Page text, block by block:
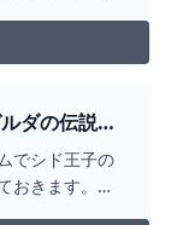
やオリジナル
現のBGMと
ダの伝説テ
でシド王子の
きます。